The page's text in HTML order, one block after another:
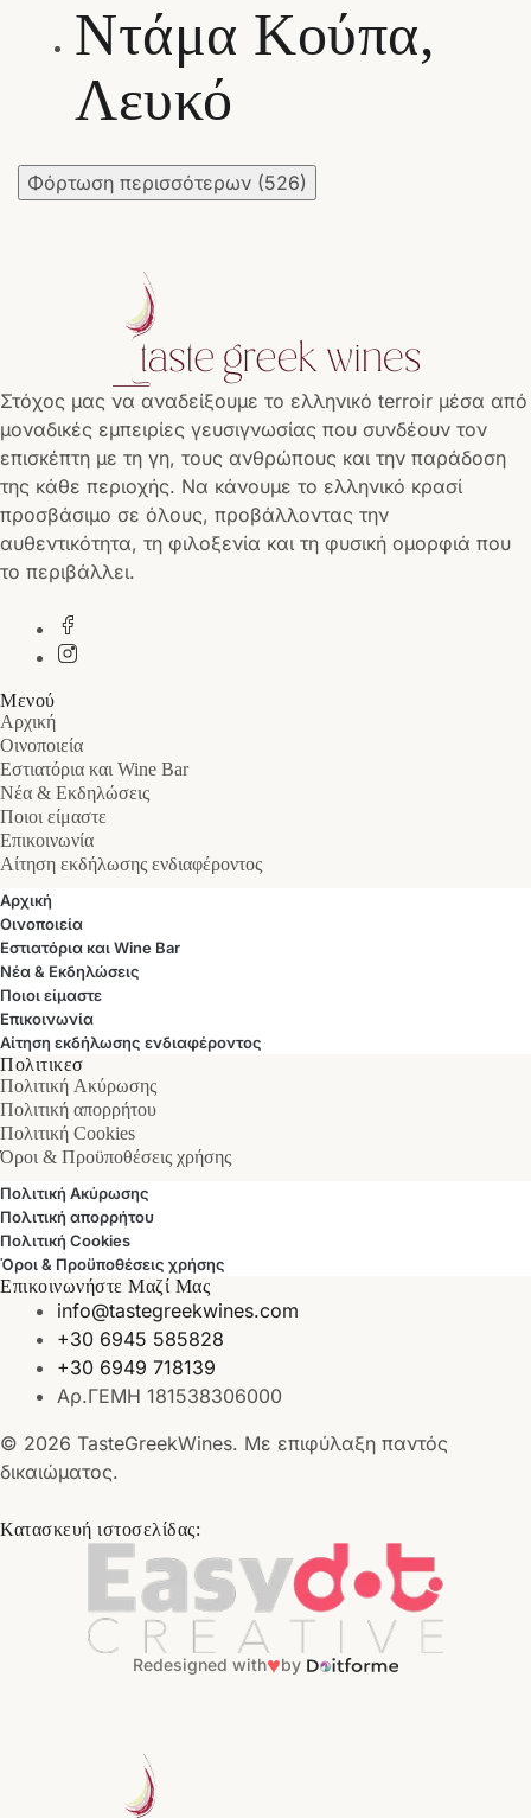
Ντάμα Κούπα,
Λευκό
Φόρτωση περισσότερων (526)
Στόχος μας να αναδείξουμε το ελληνικό terroir μέσα από
μοναδικές εμπειρίες γευσιγνωσίας που συνδέουν τον
επισκέπτη με τη γη, τους ανθρώπους και την παράδοση
της κάθε περιοχής. Να κάνουμε το ελληνικό κρασί
προσβάσιμο σε όλους, προβάλλοντας την
αυθεντικότητα, τη φιλοξενία και τη φυσική ομορφιά που
το περιβάλλει.
Μενού
Αρχική
Οινοποιεία
Εστιατόρια και Wine Bar
Νέα & Εκδηλώσεις
Ποιοι είμαστε
Επικοινωνία
Αίτηση εκδήλωσης ενδιαφέροντος
Αρχική
Οινοποιεία
Εστιατόρια και Wine Bar
Νέα & Εκδηλώσεις
Ποιοι είμαστε
Επικοινωνία
Αίτηση εκδήλωσης ενδιαφέροντος
Πολιτικεσ
Πολιτική Ακύρωσης
Πολιτική απορρήτου
Πολιτική Cookies
Όροι & Προϋποθέσεις χρήσης
Πολιτική Ακύρωσης
Πολιτική απορρήτου
Πολιτική Cookies
Όροι & Προϋποθέσεις χρήσης
Επικοινωνήστε Μαζί Μας
info@tastegreekwines.com
+30 6945 585828
+30 6949 718139
Αρ.ΓΕΜΗ 181538306000
© 2026 TasteGreekWines. Με επιφύλαξη παντός
δικαιώματος.
Κατασκευή ιστοσελίδας:
Redesigned with♥by